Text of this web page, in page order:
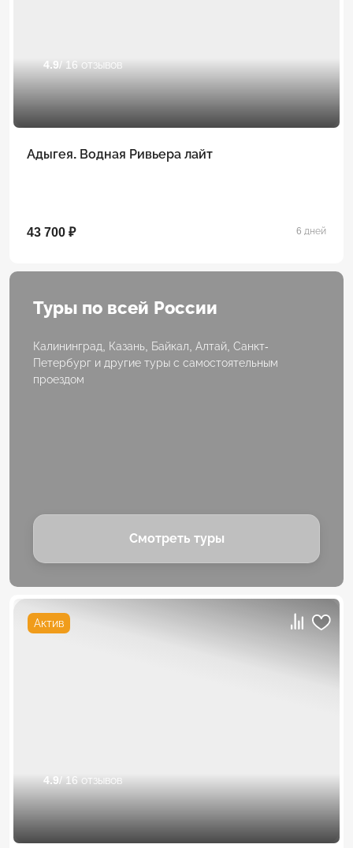
4.9 / 16 отзывов
Адыгея. Водная Ривьера лайт
43 700 ₽ 6 дней
Туры по всей России
Калининград, Казань, Байкал, Алтай, Санкт-
Петербург и другие туры с самостоятельным
проездом
Смотреть туры
Актив
4.9/ 16 отзывов